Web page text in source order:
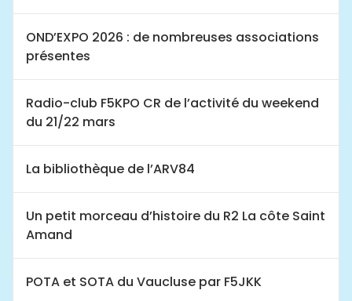
OND’EXPO 2026 : de nombreuses associations
présentes
Radio-club F5KPO CR de l’activité du weekend
du 21/22 mars
La bibliothèque de l’ARV84
Un petit morceau d’histoire du R2 La côte Saint
Amand
POTA et SOTA du Vaucluse par F5JKK